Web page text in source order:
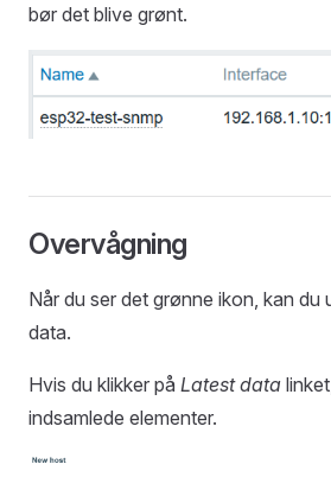
bør det blive grønt.
Overvågning
Når du ser det grønne ikon, kan du
data.
Hvis du klikker på Latest data
indsamlede elementer.